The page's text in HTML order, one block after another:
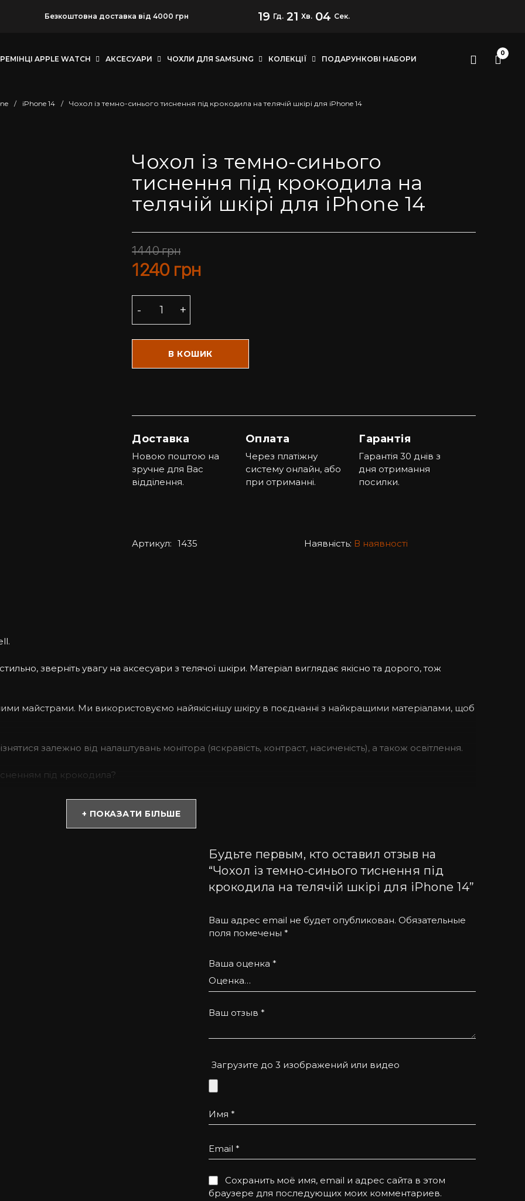
Безкоштовна доставка від 4000 грн 19 Гд. 21 Хв. 03 Сек.
РЕМІНЦІ APPLE WATCH АКСЕСУАРИ ЧОХЛИ ДЛЯ SAMSUNG КОЛЕКЦІЇ ПОДАРУНКОВІ НАБОРИ
0
/ iPhone 14 / Чохол із темно-синього тиснення під крокодила на телячій шкірі для iPhone 14
Чохол із темно-синього
тиснення під крокодила на
телячій шкірі для iPhone 14
1440грн
1240 грн
В КОШИК
Доставка
Новою поштою на
зручне для Вас
відділення.
Оплата
Через платіжну
систему онлайн, або
при отриманні.
Гарантія
Гарантія 30 днів з
дня отримання
посилки.
Артикул: 1435 Наявність: В наявності
зверніть увагу на аксесуари з телячої шкіри. Матеріал виглядає якісно та дорого, тож
майстрами. Ми використовуємо найякіснішу шкіру в поєднанні з найкращими матеріалами, щоб
залежно від налаштувань монітора (яскравість, контраст, насиченість), а також освітлення.
під крокодила?
великих витрат. Купивши такий аксесуар, Ви можете бути спокійними за Ваш смартфон навіть під
із софт тач покриттям, має преміум якість, міцний та зносостійкий за рахунок комплектуючих.
Насправді натуральний матеріал завжди лягає по-різному, тому текстура малюнка на кожному
проконсультуємо Вас з усіх питань.
+ ПОКАЗАТИ БІЛЬШЕ
Будьте первым, кто оставил отзыв на
“Чохол із темно-синього тиснення під
крокодила на телячій шкірі для iPhone 14”
Ваш адрес email не будет опубликован. Обязательные
поля помечены*
Ваша оценка*
Ваш отзыв*
Загрузите до 3 изображений или видео
Имя*
Email*
Сохранить моё имя, email и адрес сайта в этом
браузере для последующих моих комментариев.